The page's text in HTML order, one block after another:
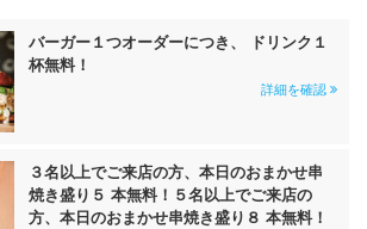
バーガー１つオーダーにつき、 ドリンク１
杯無料！
詳細を確認
３名以上でご来店の方、本日のおまかせ串
焼き盛り５ 本無料！５名以上でご来店の
方、本日のおまかせ串焼き盛り８ 本無料！